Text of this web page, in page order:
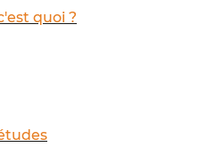
quoi ?